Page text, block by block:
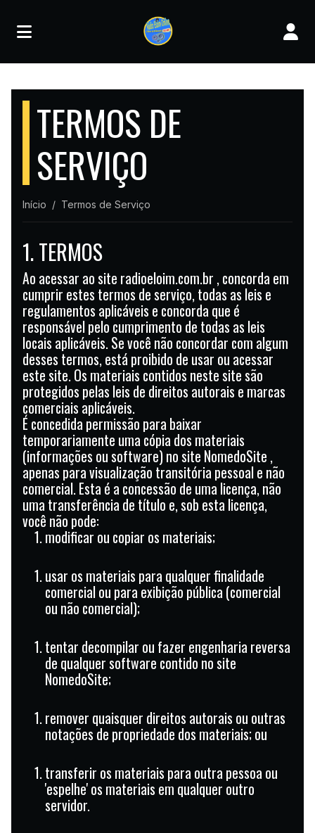
TERMOS DE
SERVIÇO
Início Termos de Serviço
1. TERMOS
Ao acessar ao site radioeloim.com.br , concorda em
cumprir estes termos de serviço, todas as leis e
regulamentos aplicáveis ​​e concorda que é
responsável pelo cumprimento de todas as leis
locais aplicáveis. Se você não concordar com algum
desses termos, está proibido de usar ou acessar
este site. Os materiais contidos neste site são
protegidos pelas leis de direitos autorais e marcas
comerciais aplicáveis.
É concedida permissão para baixar
temporariamente uma cópia dos materiais
(informações ou software) no site NomedoSite ,
apenas para visualização transitória pessoal e não
comercial. Esta é a concessão de uma licença, não
uma transferência de título e, sob esta licença,
você não pode:
modificar ou copiar os materiais;
usar os materiais para qualquer finalidade
comercial ou para exibição pública (comercial
ou não comercial);
tentar decompilar ou fazer engenharia reversa
de qualquer software contido no site
NomedoSite;
remover quaisquer direitos autorais ou outras
notações de propriedade dos materiais; ou
transferir os materiais para outra pessoa ou
'espelhe' os materiais em qualquer outro
servidor.